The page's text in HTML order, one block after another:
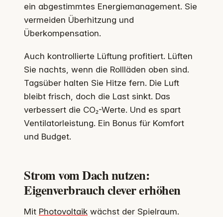
ein abgestimmtes Energiemanagement. Sie
vermeiden Überhitzung und
Überkompensation.
Auch kontrollierte Lüftung profitiert. Lüften
Sie nachts, wenn die Rollläden oben sind.
Tagsüber halten Sie Hitze fern. Die Luft
bleibt frisch, doch die Last sinkt. Das
verbessert die CO₂-Werte. Und es spart
Ventilatorleistung. Ein Bonus für Komfort
und Budget.
Strom vom Dach nutzen:
Eigenverbrauch clever erhöhen
Mit Photovoltaik wächst der Spielraum.